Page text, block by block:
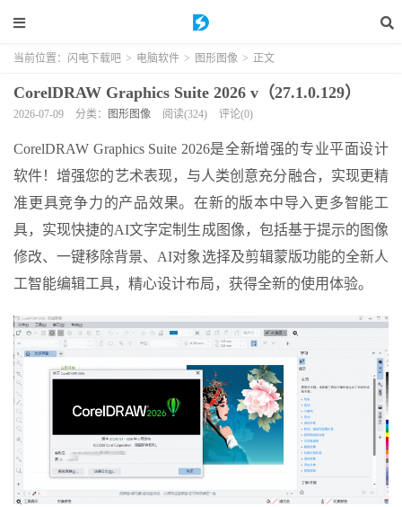
当前位置： 闪电下载吧 > 电脑软件 > 图形图像 > 正文
CorelDRAW Graphics Suite 2026 v（27.1.0.129）
2026-07-09 分类： 图形图像 阅读(324) 评论(0)
CorelDRAW Graphics Suite 2026是全新增强的专业平面设计
软件！增强您的艺术表现，与人类创意充分融合，实现更精
准更具竞争力的产品效果。在新的版本中导入更多智能工
具，实现快捷的AI文字定制生成图像，包括基于提示的图像
修改、一键移除背景、AI对象选择及剪辑蒙版功能的全新人
工智能编辑工具，精心设计布局，获得全新的使用体验。